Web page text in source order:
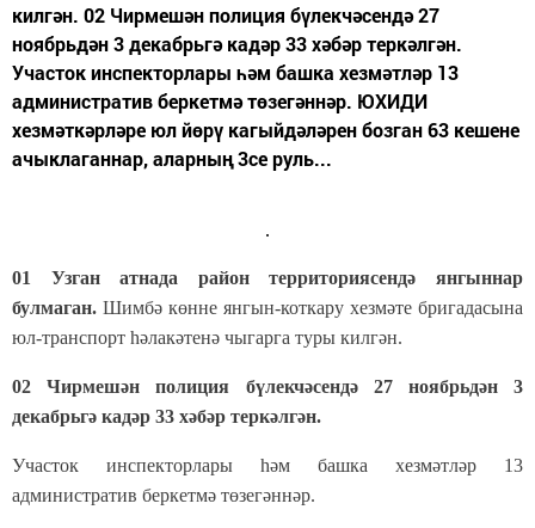
килгән. 02 Чирмешән полиция бүлекчәсендә 27
ноябрьдән 3 декабрьгә кадәр 33 хәбәр теркәлгән.
Участок инспекторлары һәм башка хезмәтләр 13
административ беркетмә төзегәннәр. ЮХИДИ
хезмәткәрләре юл йөрү кагыйдәләрен бозган 63 кешене
ачыклаганнар, аларның 3се руль...
01 Узган атнада район территориясендә янгыннар
булмаган. Шимбә көнне янгын-коткару хезмәте бригадасына
юл-транспорт һәлакәтенә чыгарга туры килгән.
02 Чирмешән полиция бүлекчәсендә 27 ноябрьдән 3
декабрьгә кадәр 33 хәбәр теркәлгән.
Участок инспекторлары һәм башка хезмәтләр 13
административ беркетмә төзегәннәр.